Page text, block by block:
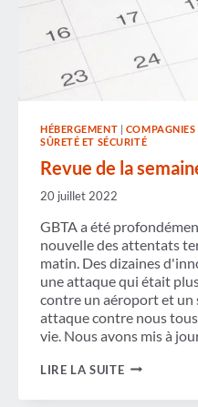
HÉBERGEMENT |
SÛRETÉ ET SÉCURITÉ
Revue de la
20 juillet 2022
GBTA a été
nouvelle des attentats
matin. Des dizaines
une attaque qui était
contre un aéroport et un
attaque contre nous
vie. Nous avons mis à
LIRE LA SUITEREVUE